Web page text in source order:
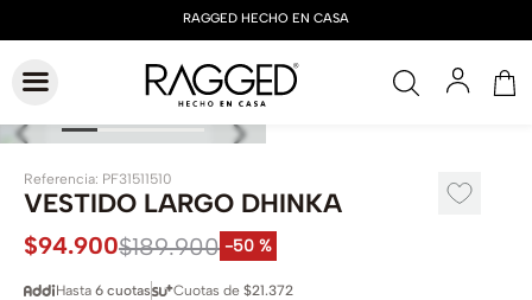
Referencia: PF31511510
VESTIDO LARGO DHINKA
$94.900$189.900 -50 %
Hasta 6 cuotas Cuotas de $21.372